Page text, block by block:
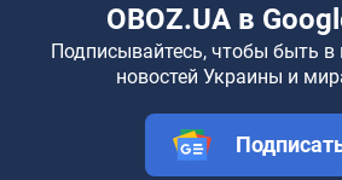
OBOZ.UA в
Подписывайтесь, чтобы быть в
новостей Украины и